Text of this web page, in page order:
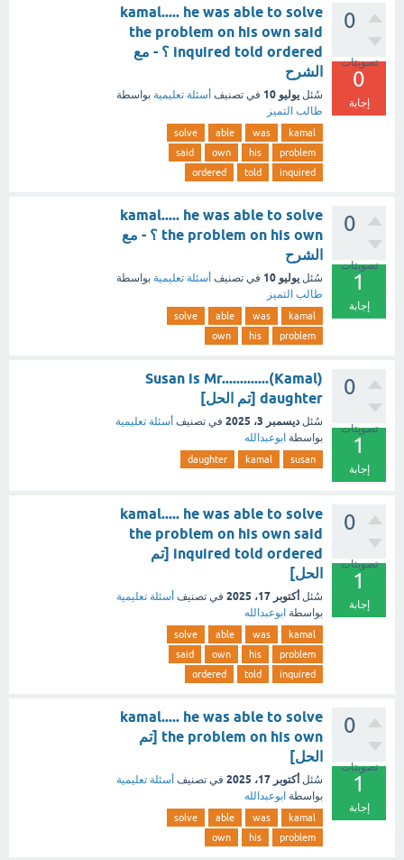
0
تصويتات
0
إجابة
kamal..... he was able to solve
the problem on his own said
inquired told ordered ؟ - مع
الشرح
سُئل يوليو 10 في تصنيف أسئلة تعليمية بواسطة
طالب التميز
kamal
was
able
solve
problem
his
own
said
inquired
told
ordered
0
تصويتات
1
إجابة
kamal..... he was able to solve
the problem on his own ؟ - مع
الشرح
سُئل يوليو 10 في تصنيف أسئلة تعليمية بواسطة
طالب التميز
kamal
was
able
solve
problem
his
own
0
تصويتات
1
إجابة
Susan is Mr.............(Kamal)
daughter [تم الحل]
سُئل ديسمبر 3، 2025 في تصنيف أسئلة تعليمية
بواسطة ابوعبدالله
susan
kamal
daughter
0
تصويتات
1
إجابة
kamal..... he was able to solve
the problem on his own said
inquired told ordered [تم
الحل]
سُئل أكتوبر 17، 2025 في تصنيف أسئلة تعليمية
بواسطة ابوعبدالله
kamal
was
able
solve
problem
his
own
said
inquired
told
ordered
0
تصويتات
1
إجابة
kamal..... he was able to solve
the problem on his own [تم
الحل]
سُئل أكتوبر 17، 2025 في تصنيف أسئلة تعليمية
بواسطة ابوعبدالله
kamal
was
able
solve
problem
his
own